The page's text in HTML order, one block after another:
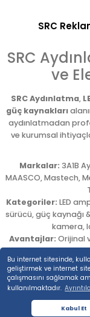
Bu internet sitesinde,
geliştirmek ve internet
çalışmasını sağlamak
kullanılmaktadır.
Kabul Et
SRC
SRC
ve
SRC Aydınlatma,
güç kaynakları
aydınlatmadan
ve kurumsal
Markalar: 3A1B
MAASCO, Mastech,
Kategoriler: LED
sürücü, güç kaynağı
kamera,
Avantajlar: Orijinal
destek,
Adres:
Tel:0212 254 54 00